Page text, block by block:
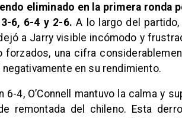
eliminado en la primera ronda
6, 6-4 y 2-6. A lo largo del partido,
a Jarry visible incómodo y
una cifra
en su rendimiento.
4, O’Connell mantuvo la calma y
remontada del chileno. Esta